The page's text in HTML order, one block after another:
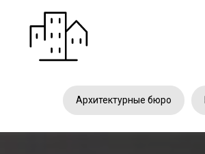
Архитектурные бюро